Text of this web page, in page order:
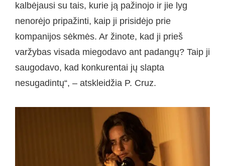
kalbėjausi su tais, kurie ją pažinojo ir jie lyg
nenorėjo pripažinti, kaip ji prisidėjo prie
kompanijos sėkmės. Ar žinote, kad ji prieš
varžybas visada miegodavo ant padangų? Taip ji
saugodavo, kad konkurentai jų slapta
nesugadintų“, – atskleidžia P. Cruz.